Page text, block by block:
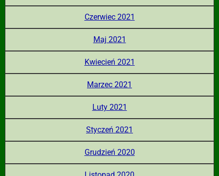
Czerwiec 2021
Maj 2021
Kwiecień 2021
Marzec 2021
Luty 2021
Styczeń 2021
Grudzień 2020